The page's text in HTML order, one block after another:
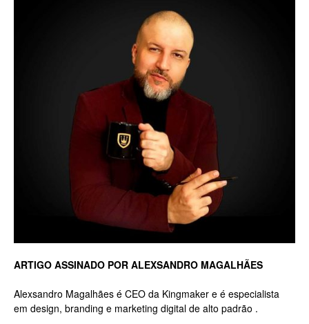
Premium
e
Luxo
Rua
ARTIGO ASSINADO POR ALEXSANDRO MAGALHÃES
Alexsandro Magalhães é CEO da Kingmaker e é especialista
em design, branding e marketing digital de alto padrão .